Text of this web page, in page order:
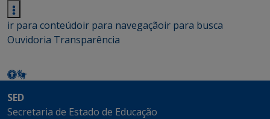
ir para conteúdoir para navegaçãoir para busca
Ouvidoria Transparência
SED
Secretaria de Estado de Educação